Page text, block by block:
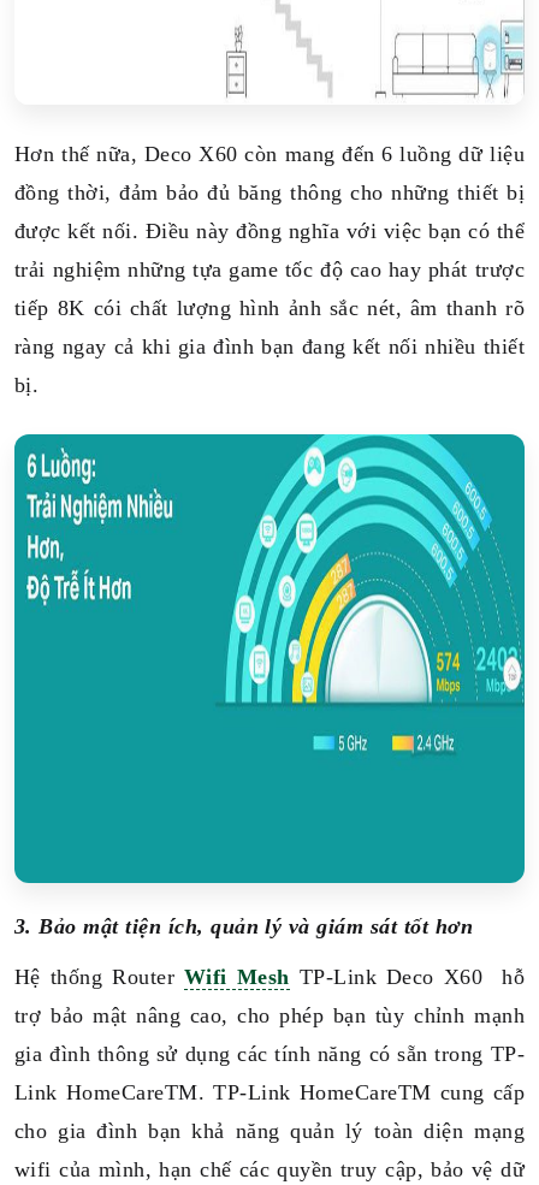
Hơn thế nữa, Deco X60 còn mang đến 6 luồng dữ liệu
đồng thời, đảm bảo đủ băng thông cho những thiết bị
được kết nối. Điều này đồng nghĩa với việc bạn có thể
trải nghiệm những tựa game tốc độ cao hay phát trược
tiếp 8K cói chất lượng hình ảnh sắc nét, âm thanh rõ
ràng ngay cả khi gia đình bạn đang kết nối nhiều thiết
bị.
3. Bảo mật tiện ích, quản lý và giám sát tốt hơn
Hệ thống Router Wifi Mesh TP-Link Deco X60 hỗ
trợ bảo mật nâng cao, cho phép bạn tùy chỉnh mạnh
gia đình thông sử dụng các tính năng có sẵn trong TP-
Link HomeCareTM. TP-Link HomeCareTM cung cấp
cho gia đình bạn khả năng quản lý toàn diện mạng
wifi của mình, hạn chế các quyền truy cập, bảo vệ dữ